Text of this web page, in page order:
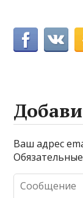
Ваш адрес